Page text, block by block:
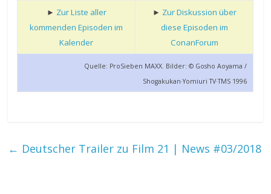
► Zur Liste aller
kommenden Episoden im
Kalender
► Zur Diskussion über
diese Episoden im
ConanForum
Quelle: ProSieben MAXX. Bilder: © Gosho Aoyama /
Shogakukan·Yomiuri TV·TMS 1996
← Deutscher Trailer zu Film 21 | News #03/2018